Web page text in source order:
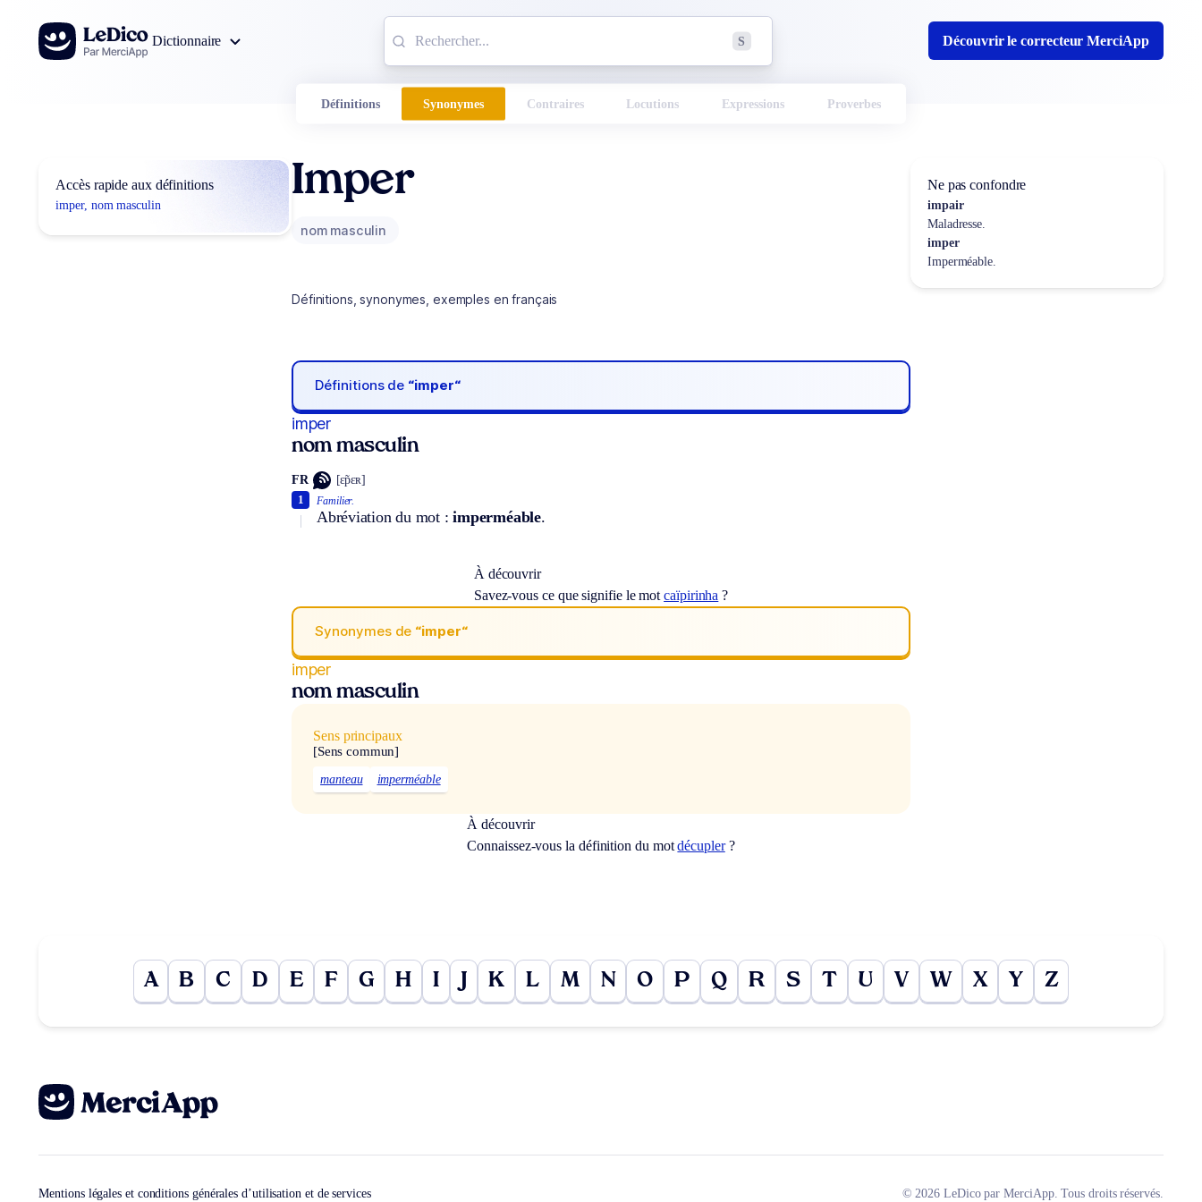
Aller au contenu
Dictionnaire
S Découvrir le correcteur MerciApp
Définitions Synonymes Contraires Locutions Expressions Proverbes
Accès rapide aux définitions
imper, nom masculin
Imper
nom masculin
Définitions, synonymes, exemples en français
Définitions de “imper“
imper
nom masculin
FR [ɛ̃pɛʀ]
Familier.
Abréviation du mot :imperméable.
1
À découvrir
Savez-vous ce que signifie le motcaïpirinha ?
Synonymes de “imper“
imper
nom masculin
Sens principaux
[Sens commun]
manteau imperméable
À découvrir
Connaissez-vous la définition du motdécupler?
Ne pas confondre
impair
Maladresse.
imper
Imperméable.
A B C D E F G H I J K L M N O P Q R S T U V W X Y Z
Mentions légales et conditions générales d’utilisation et de services © 2026 LeDico par MerciApp. Tous droits réservés.